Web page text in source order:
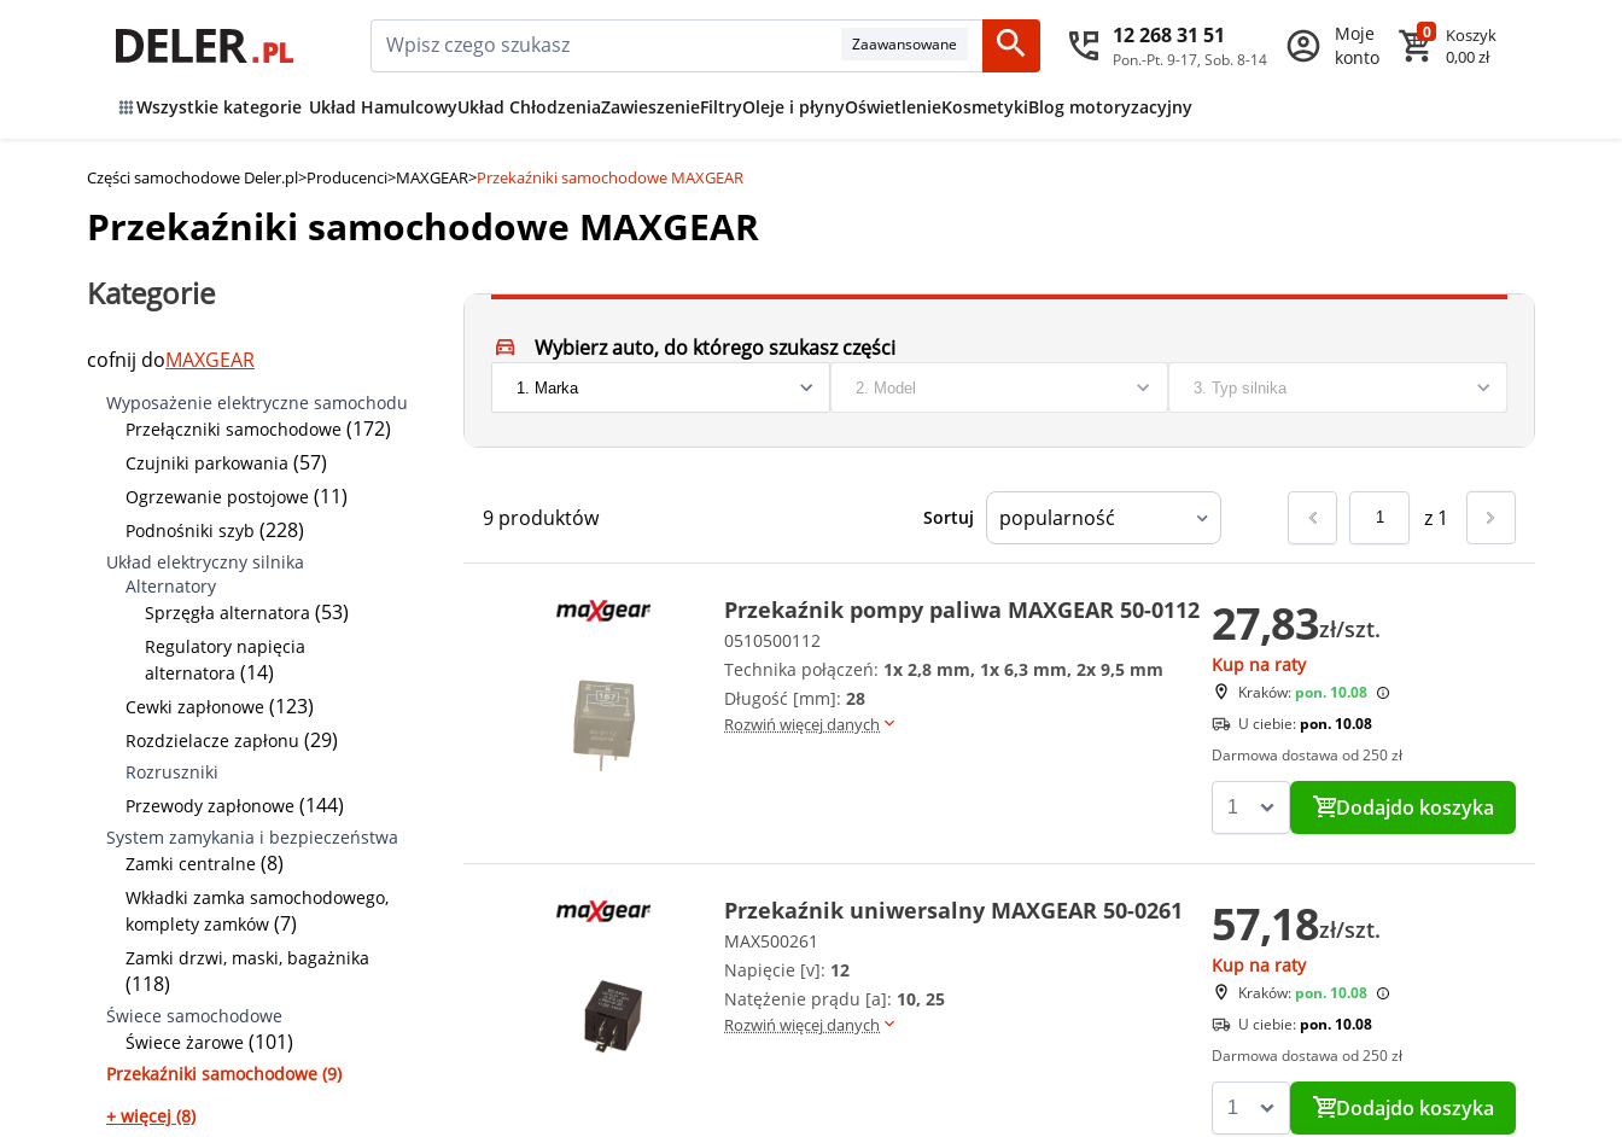
Zaawansowane 12 268 31 51
Pon.-Pt. 9-17, Sob. 8-14
Moje
konto
0
Koszyk
0,00 zł
Wszystkie kategorie Układ HamulcowyUkład ChłodzeniaZawieszenieFiltryOleje i płynyOświetlenieKosmetykiBlog motoryzacyjny
Części samochodowe Deler.pl>Producenci>MAXGEAR>Przekaźniki samochodowe MAXGEAR
Przekaźniki samochodowe MAXGEAR
Kategorie
cofnij doMAXGEAR
Wyposażenie elektryczne samochodu
Przełączniki samochodowe (172)
Czujniki parkowania (57)
Ogrzewanie postojowe (11)
Podnośniki szyb (228)
Układ elektryczny silnika
Alternatory
Sprzęgła alternatora (53)
Regulatory napięcia
alternatora (14)
Cewki zapłonowe (123)
Rozdzielacze zapłonu (29)
Rozruszniki
Przewody zapłonowe (144)
System zamykania i bezpieczeństwa
Zamki centralne (8)
Wkładki zamka samochodowego,
komplety zamków (7)
Zamki drzwi, maski, bagażnika
(118)
Świece samochodowe
Świece żarowe (101)
Przekaźniki samochodowe (9)
+ więcej (8)
Wybierz auto, do którego szukasz części
9 produktów Sortuj z 1
Przekaźnik pompy paliwa MAXGEAR 50-0112
0510500112
Technika połączeń: 1x 2,8 mm, 1x 6,3 mm, 2x 9,5 mm
Długość [mm]: 28
Rozwiń więcej danych
27,83zł/szt.
Kup na raty
Kraków: pon. 10.08
U ciebie: pon. 10.08
Darmowa dostawa od 250 zł
Dodajdo koszyka
Przekaźnik uniwersalny MAXGEAR 50-0261
MAX500261
Napięcie [v]: 12
Natężenie prądu [a]: 10, 25
Rozwiń więcej danych
57,18zł/szt.
Kup na raty
Kraków: pon. 10.08
U ciebie: pon. 10.08
Darmowa dostawa od 250 zł
Dodajdo koszyka